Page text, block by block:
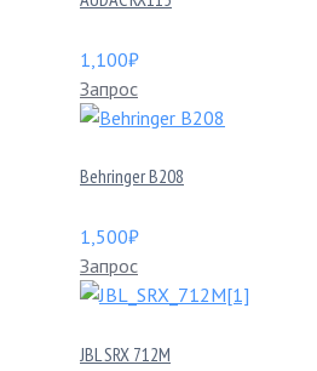
1,100₽
Запрос
Behringer B208
1,500₽
Запрос
JBL SRX 712M